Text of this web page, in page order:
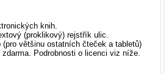
knih.
(proklikový) rejstřík ulic.
většinu ostatních čteček a tabletů)
Podrobnosti o licenci viz níže.